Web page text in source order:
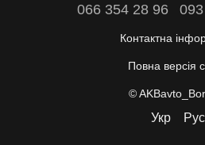
066 354 28 96
Контактна
Повна версія
©
Укр Рус